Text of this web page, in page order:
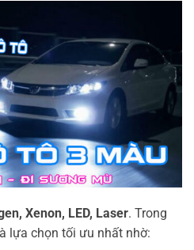
Xenon, LED, Laser. Trong
lựa chọn tối ưu nhất nhờ: